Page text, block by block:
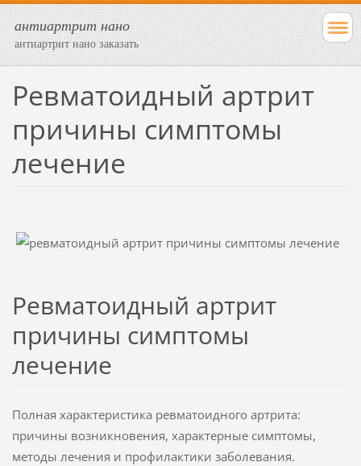
антиартрит нано
антиартрит нано заказать
Ревматоидный артрит
причины симптомы
лечение
Ревматоидный артрит
причины симптомы
лечение
Полная характеристика ревматоидного артрита:
причины возникновения, характерные симптомы,
методы лечения и профилактики заболевания.